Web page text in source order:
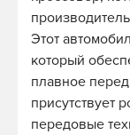
Этот
который
плавное
присутствует
передовые